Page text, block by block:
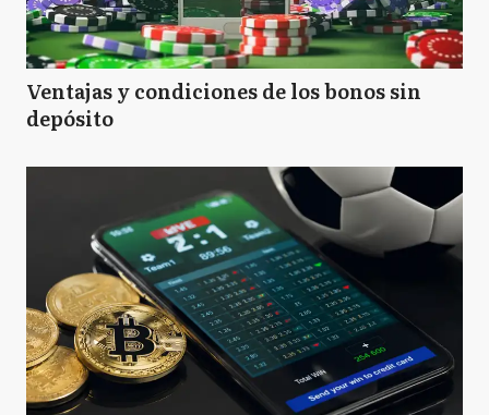
Ventajas y condiciones de los bonos sin
depósito